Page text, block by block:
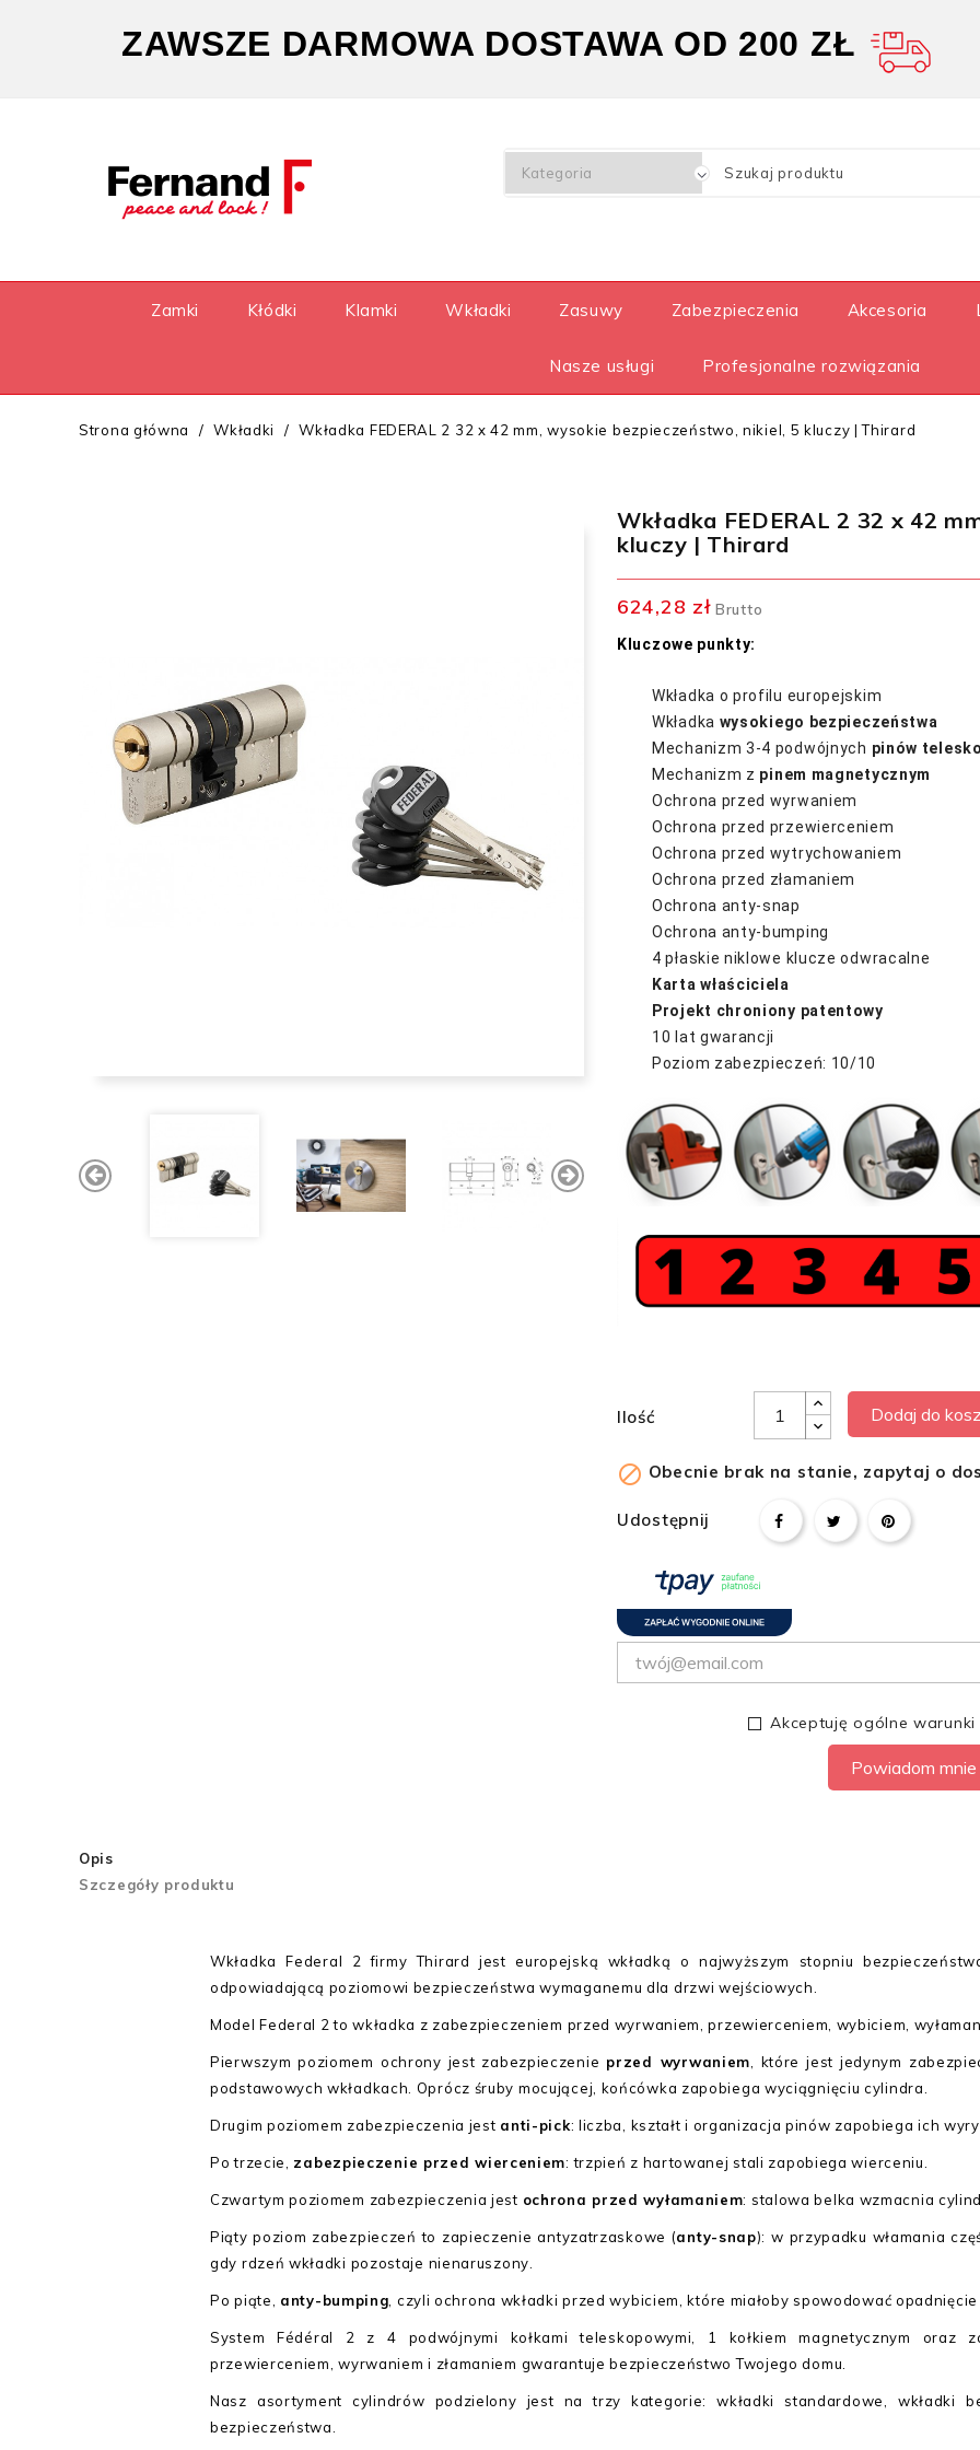
ZAWSZE DARMOWA DOSTAWA OD 200 ZŁ
Zamki Kłódki Klamki Wkładki Zasuwy Zabezpieczenia Akcesoria
Nasze usługi Profesjonalne rozwiązania
Strona główna Wkładki Wkładka FEDERAL 2 32 x 42 mm, wysokie bezpieczeństwo, nikiel, 5 kluczy | Thirard
Wkładka FEDERAL 2 32 x 42
kluczy | Thirard
624,28 zł Brutto
Kluczowe punkty:
Wkładka o profilu europejskim
Wkładka wysokiego bezpieczeństwa
Mechanizm 3-4 podwójnych pinów
Mechanizm z pinem magnetycznym
Ochrona przed wyrwaniem
Ochrona przed przewierceniem
Ochrona przed wytrychowaniem
Ochrona przed złamaniem
Ochrona anty-snap
Ochrona anty-bumping
4 płaskie niklowe klucze odwracalne
Karta właściciela
Projekt chroniony patentowy
10 lat gwarancji
Poziom zabezpieczeń: 10/10
Ilość Dodaj do
 Obecnie brak na stanie, zapytaj o
Udostępnij
Akceptuję ogólne
Powiadom
Opis
Szczegóły produktu
Wkładka Federal 2 firmy Thirard jest europejską wkładką o najwyższym stopniu
odpowiadającą poziomowi bezpieczeństwa wymaganemu dla drzwi wejściowych.
Model Federal 2 to wkładka z zabezpieczeniem przed wyrwaniem, przewierceniem, wybiciem,
Pierwszym poziomem ochrony jest zabezpieczenie przed wyrwaniem , które jest jedynym
podstawowych wkładkach. Oprócz śruby mocującej, końcówka zapobiega wyciągnięciu cylindra.
Drugim poziomem zabezpieczenia jest anti-pick: liczba, kształt i organizacja pinów zapobiega ich
Po trzecie, zabezpieczenie przed wierceniem: trzpień z hartowanej stali zapobiega wierceniu.
Czwartym poziomem zabezpieczenia jest ochrona przed wyłamaniem: stalowa belka wzmacnia
Piąty poziom zabezpieczeń to zapieczenie antyzatrzaskowe (anty-snap): w przypadku włamania
gdy rdzeń wkładki pozostaje nienaruszony.
Po piąte, anty-bumping , czyli ochrona wkładki przed wybiciem, które miałoby spowodować
System Fédéral 2 z 4 podwójnymi kołkami teleskopowymi, 1 kołkiem magnetycznym oraz
przewierceniem, wyrwaniem i złamaniem gwarantuje bezpieczeństwo Twojego domu.
Nasz asortyment cylindrów podzielony jest na trzy kategorie: wkładki standardowe, wkładki
bezpieczeństwa.